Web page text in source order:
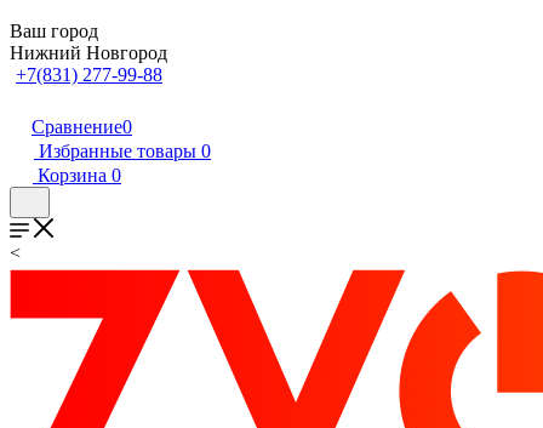
Ваш город
Нижний Новгород
+7(831) 277-99-88
Сравнение0
Избранные товары 0
Корзина 0
<